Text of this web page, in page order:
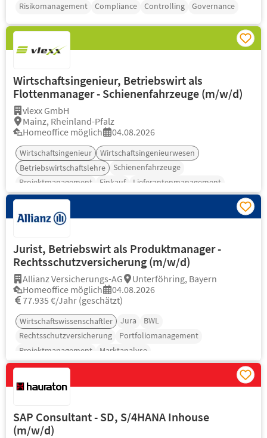
Risikomanagement
Compliance Controlling Governance
Wirtschaftsingenieur, Betriebswirt als
Flottenmanager - Schienenfahrzeuge (m/w/d)
vlexx GmbH
Mainz, Rheinland-Pfalz
Homeoffice möglich
04.08.2026
Wirtschaftsingenieur
Wirtschaftsingenieurwesen
Betriebswirtschaftslehre
Schienenfahrzeuge
Projektmanagement
Einkauf Lieferantenmanagement
Jurist, Betriebswirt als Produktmanager -
Rechtsschutzversicherung (m/w/d)
Allianz Versicherungs-AG
Unterföhring, Bayern
Homeoffice möglich
04.08.2026
77.935 €/Jahr (geschätzt)
Wirtschaftswissenschaftler Jura
BWL
Rechtsschutzversicherung
Portfoliomanagement
Projektmanagement
Marktanalyse
SAP Consultant - SD, S/4HANA Inhouse
(m/w/d)